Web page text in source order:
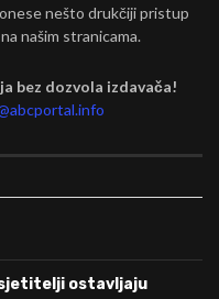
nešto drukčiji pristup
našim stranicama.
bez dozvola izdavača!
ostavljaju